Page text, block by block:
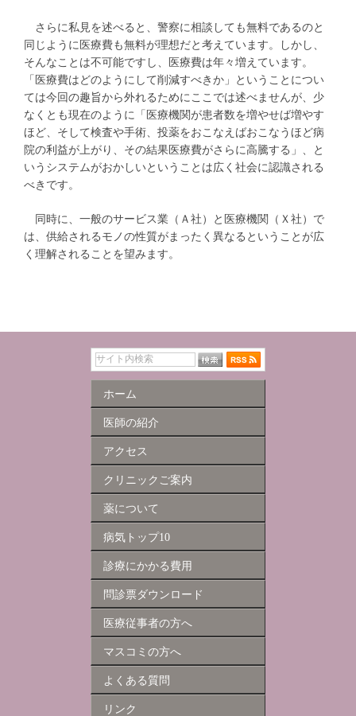
さらに私見を述べると、警察に相談しても無料であるのと
同じように医療費も無料が理想だと考えています。しかし、
そんなことは不可能ですし、医療費は年々増えています。
「医療費はどのようにして削減すべきか」ということについ
ては今回の趣旨から外れるためにここでは述べませんが、少
なくとも現在のように「医療機関が患者数を増やせば増やす
ほど、そして検査や手術、投薬をおこなえばおこなうほど病
院の利益が上がり、その結果医療費がさらに高騰する」、と
いうシステムがおかしいということは広く社会に認識される
べきです。
同時に、一般のサービス業（Ａ社）と医療機関（Ｘ社）で
は、供給されるモノの性質がまったく異なるということが広
く理解されることを望みます。
ホーム
医師の紹介
アクセス
クリニックご案内
薬について
病気トップ10
診療にかかる費用
問診票ダウンロード
医療従事者の方へ
マスコミの方へ
よくある質問
リンク